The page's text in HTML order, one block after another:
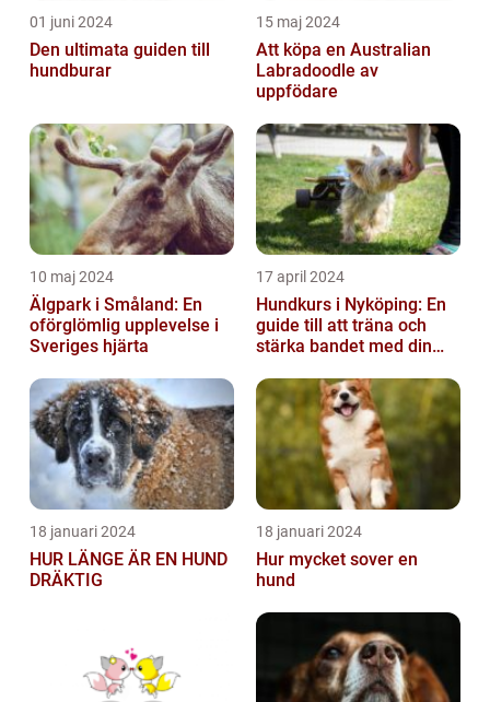
01 juni 2024
Den ultimata guiden till
hundburar
15 maj 2024
Att köpa en Australian
Labradoodle av
uppfödare
10 maj 2024
Älgpark i Småland: En
oförglömlig upplevelse i
Sveriges hjärta
17 april 2024
Hundkurs i Nyköping: En
guide till att träna och
stärka bandet med din
18 januari 2024
HUR LÄNGE ÄR EN HUND
DRÄKTIG
18 januari 2024
Hur mycket sover en
hund